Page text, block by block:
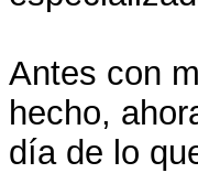
Antes con
hecho,
día de lo